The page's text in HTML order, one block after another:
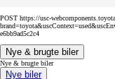
POST https://usc-
e6bb9ad5c2c4
Nye & brugte biler
Nye & brugte biler
Nye biler